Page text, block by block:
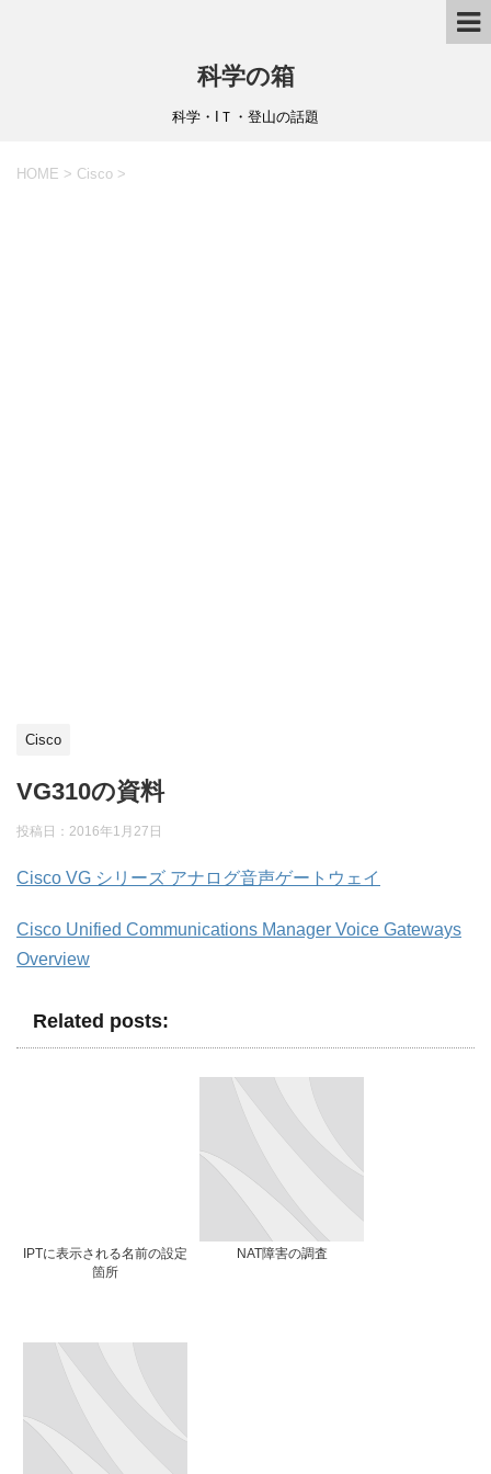
科学の箱
科学・IＴ・登山の話題
HOME > Cisco >
Cisco
VG310の資料
投稿日： 2016年1月27日
Cisco VG シリーズ アナログ音声ゲートウェイ
Cisco Unified Communications Manager Voice Gateways
Overview
Related posts:
IPTに表示される名前の設定
箇所
NAT障害の調査